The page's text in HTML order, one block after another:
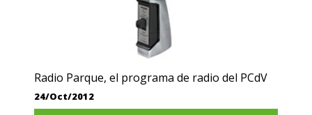
Radio Parque, el programa de radio del PCdV
24/Oct/2012